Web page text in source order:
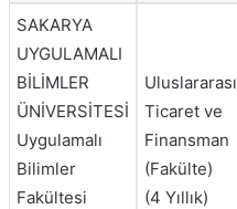
SAKARYA
UYGULAMALI
BİLİMLER
ÜNİVERSİTESİ
Uygulamalı
Bilimler
Fakültesi
Uluslararası
Ticaret ve
Finansman
(Fakülte)
(4 Yıllık)